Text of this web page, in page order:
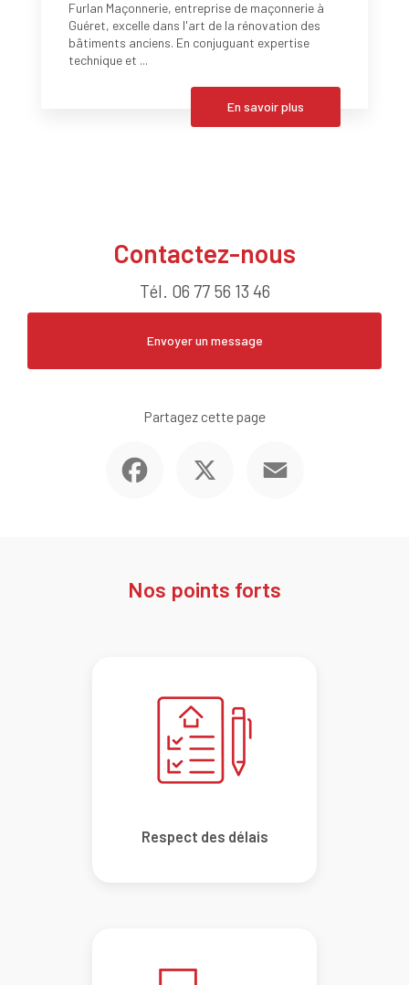
Furlan Maçonnerie, entreprise de maçonnerie à
Guéret, excelle dans l'art de la rénovation des
bâtiments anciens. En conjuguant expertise
technique et ...
En savoir plus
Contactez-nous
Tél. 06 77 56 13 46
Envoyer un message
Partagez cette page
Nos points forts
Respect des délais